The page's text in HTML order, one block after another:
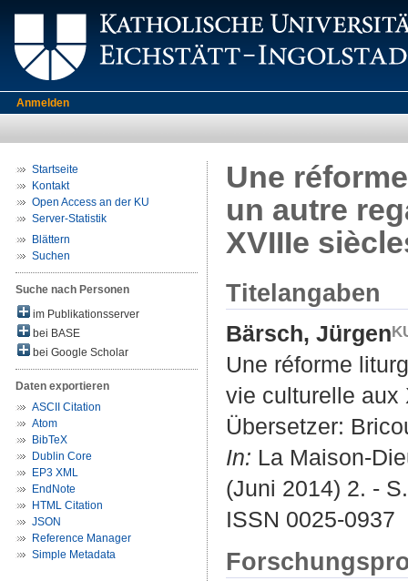
Anmelden
Startseite
Kontakt
Open Access an der KU
Server-Statistik
Blättern
Suchen
Suche nach Personen
im Publikationsserver
bei BASE
bei Google Scholar
Daten exportieren
ASCII Citation
Atom
BibTeX
Dublin Core
EP3 XML
EndNote
HTML Citation
JSON
Reference Manager
Simple Metadata
Une
un autre
XVIIIe
Titelangaben
Bärsch, Jürgen
Une réforme
vie culturelle aux
Übersetzer:
In: La Maison-
(Juni 2014) 2. -
ISSN 0025-0937